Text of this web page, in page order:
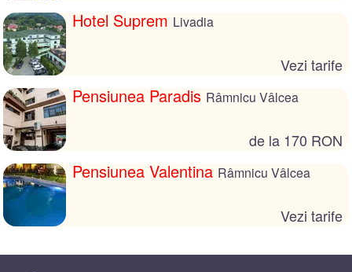
Hotel Suprem Livadia
Vezi tarife
Pensiunea Paradis Râmnicu Vâlcea
de la 170 RON
Pensiunea Valentina Râmnicu Vâlcea
Vezi tarife